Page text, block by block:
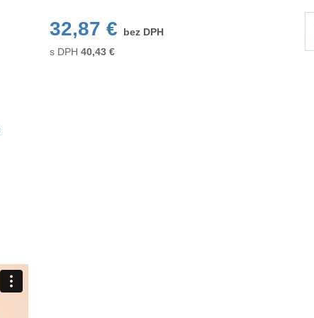
32,87 €
bez DPH
s DPH 40,43€